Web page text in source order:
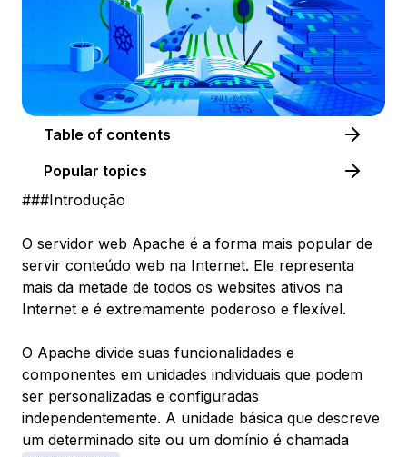
Table of contents
Popular topics
###Introdução
O servidor web Apache é a forma mais popular de
servir conteúdo web na Internet. Ele representa
mais da metade de todos os websites ativos na
Internet e é extremamente poderoso e flexível.
O Apache divide suas funcionalidades e
componentes em unidades individuais que podem
ser personalizadas e configuradas
independentemente. A unidade básica que descreve
um determinado site ou um domínio é chamada